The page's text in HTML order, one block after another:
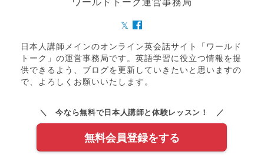
ワールドトーク運営事務局
日本人講師メインのオンライン英会話サイト「ワールド
トーク」の運営事務局です。英語学習に役立つ情報を提
供できるよう、ブログを更新していきたいと思いますの
で、よろしくお願いいたします。
＼ 今なら無料で日本人講師と体験レッスン！ ／
無料会員登録をする